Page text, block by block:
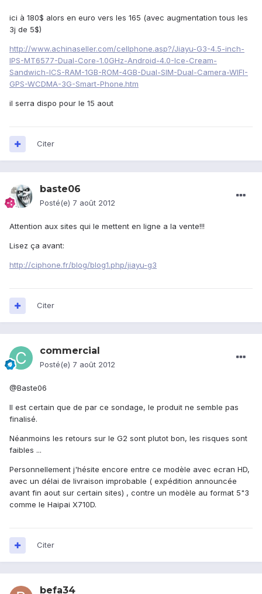
ici à 180$ alors en euro vers les 165 (avec augmentation tous les
3j de 5$)
http://www.achinaseller.com/cellphone.asp?/Jiayu-G3-4.5-inch-
IPS-MT6577-Dual-Core-1.0GHz-Android-4.0-Ice-Cream-
Sandwich-ICS-RAM-1GB-ROM-4GB-Dual-SIM-Dual-Camera-WIFI-
GPS-WCDMA-3G-Smart-Phone.htm
il serra dispo pour le 15 aout
Citer
baste06
Posté(e) 7 août 2012
Attention aux sites qui le mettent en ligne a la vente!!!
Lisez ça avant:
http://ciphone.fr/blog/blog1.php/jiayu-g3
Citer
commercial
Posté(e) 7 août 2012
@Baste06
Il est certain que de par ce sondage, le produit ne semble pas
finalisé.
Néanmoins les retours sur le G2 sont plutot bon, les risques sont
faibles ...
Personnellement j'hésite encore entre ce modèle avec ecran HD,
avec un délai de livraison improbable ( expédition announcée
avant fin aout sur certain sites) , contre un modèle au format 5"3
comme le Haipai X710D.
Citer
befa34